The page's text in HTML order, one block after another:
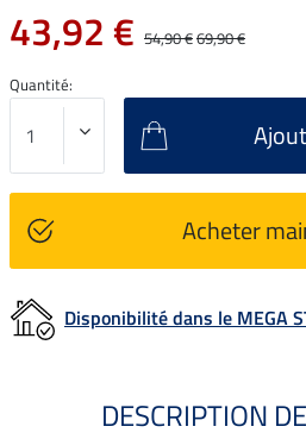
43,92 € 54,90 €69,90 €
Quantité:
Acheter
Disponibilité dans le MEGA
DESCRIPTION